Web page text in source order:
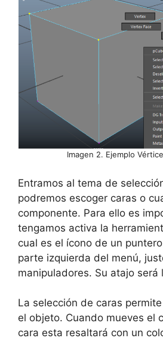
Imagen 2. Ejemplo
Entramos al tema de
podremos escoger caras o
componente. Para ello es
tengamos activa la
cual es el ícono de un
parte izquierda del menú,
manipuladores. Su atajo será
La selección de caras
el objeto. Cuando mueves el
cara esta resaltará con un